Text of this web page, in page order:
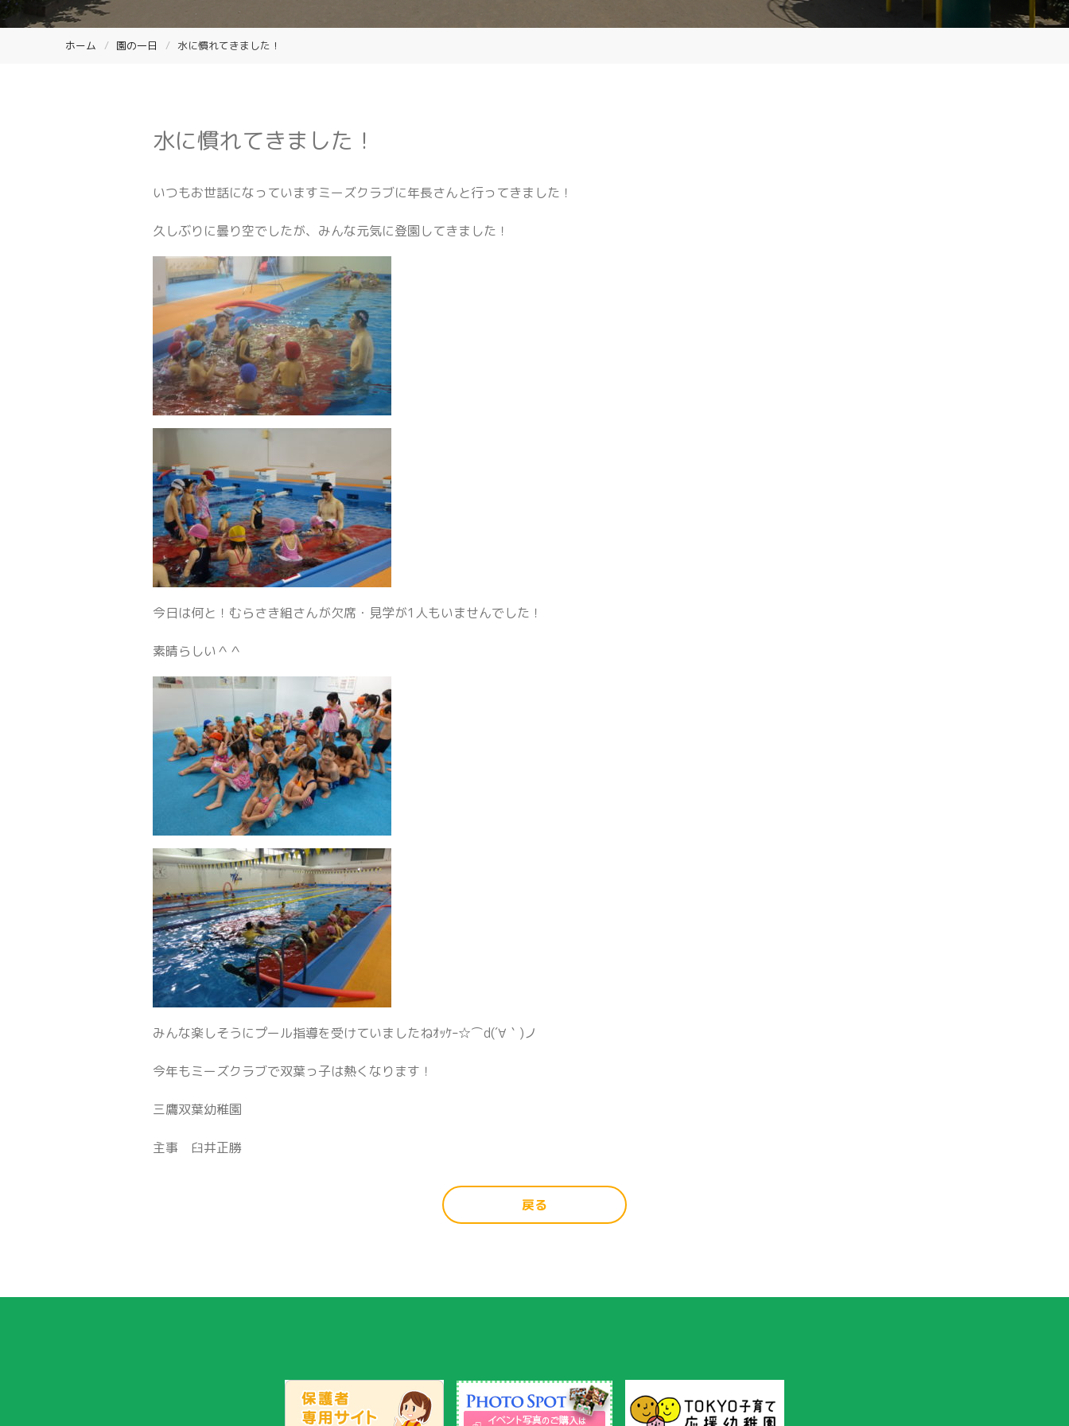
ホーム 園の一日 水に慣れてきました！
水に慣れてきました！
いつもお世話になっていますミーズクラブに年長さんと行ってきました！
久しぶりに曇り空でしたが、みんな元気に登園してきました！
今日は何と！むらさき組さんが欠席・見学が1人もいませんでした！
素晴らしい＾＾
みんな楽しそうにプール指導を受けていましたねｵｯｹｰ☆⌒d(´∀｀)ノ
今年もミーズクラブで双葉っ子は熱くなります！
三鷹双葉幼稚園
主事 臼井正勝
戻る